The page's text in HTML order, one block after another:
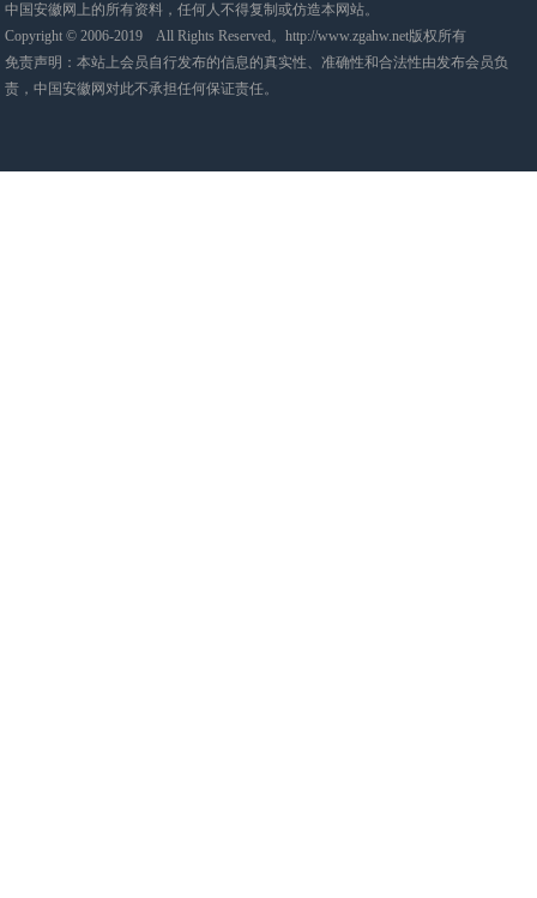
中国安徽网上的所有资料，任何人不得复制或仿造本网站。
Copyright © 2006-2019 All Rights Reserved。http://www.zgahw.net版权所有
免责声明：本站上会员自行发布的信息的真实性、准确性和合法性由发布会员负
责，中国安徽网对此不承担任何保证责任。